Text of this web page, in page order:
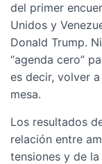
del primer
Unidos y
Donald Trump.
“agenda cero”
es decir, volver
mesa.
Los resultados
relación entre
tensiones y de